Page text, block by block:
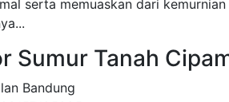
serta memuaskan dari
Sumur Tanah
Bandung